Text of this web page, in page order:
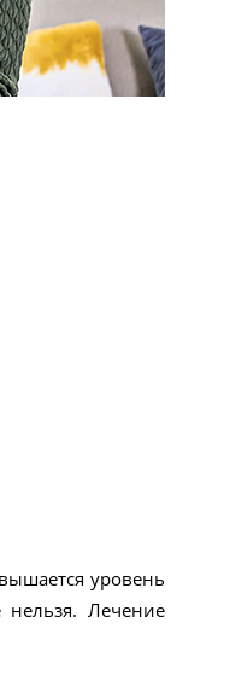
уровень
Лечение